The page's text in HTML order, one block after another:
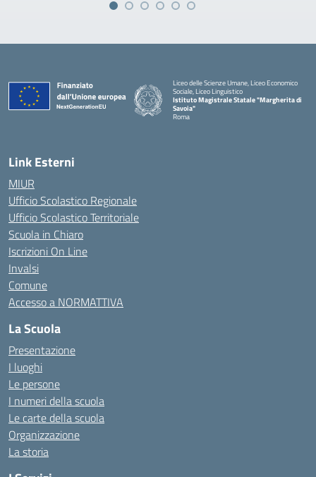
Liceo delle Scienze Umane, Liceo Economico
Sociale, Liceo Linguistico
Istituto Magistrale Statale "Margherita di
Savoia"
Roma
Link Esterni
MIUR
Ufficio Scolastico Regionale
Ufficio Scolastico Territoriale
Scuola in Chiaro
Iscrizioni On Line
Invalsi
Comune
Accesso a NORMATTIVA
La Scuola
Presentazione
I luoghi
Le persone
I numeri della scuola
Le carte della scuola
Organizzazione
La storia